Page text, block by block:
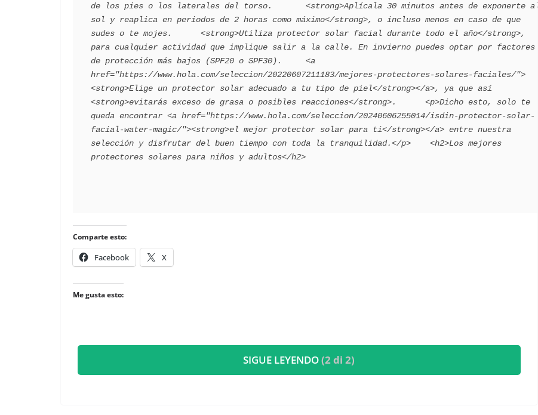
de los pies o los laterales del torso.       <strong>Aplícala 30 minutos antes de exponerte al
sol y reaplica en periodos de 2 horas como máximo</strong>, o incluso menos en caso de que
sudes o te mojes.      <strong>Utiliza protector solar facial durante todo el año</strong>,
para cualquier actividad que implique salir a la calle. En invierno puedes optar por factores
de protección más bajos (SPF20 o SPF30).     <a
href="https://www.hola.com/seleccion/20220607211183/mejores-protectores-solares-faciales/">
<strong>Elige un protector solar adecuado a tu tipo de piel</strong></a>, ya que así
<strong>evitarás exceso de grasa o posibles reacciones</strong>.      <p>Dicho esto, solo te
queda encontrar <a href="https://www.hola.com/seleccion/20240606255014/isdin-protector-solar-
facial-water-magic/"><strong>el mejor protector solar para ti</strong></a> entre nuestra
selección y disfrutar del buen tiempo con toda la tranquilidad.</p>    <h2>Los mejores
Comparte esto:
Facebook X
Me gusta esto:
SIGUE LEYENDO(2 di 2)